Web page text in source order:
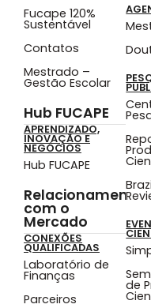
Fucape 120%
Sustentável
Contatos
Mestrado –
Gestão Escolar
Hub FUCAPE
APRENDIZADO,
INOVAÇÃO E
NEGÓCIOS
Hub FUCAPE
Relacionamento
com o
Mercado
CONEXÕES
QUALIFICADAS
Laboratório de
Finanças
Parceiros
de